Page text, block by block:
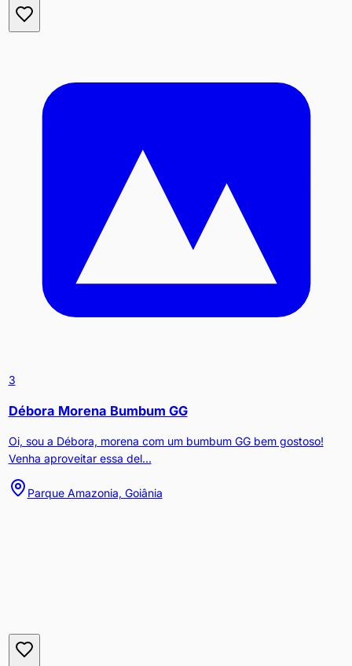
3
Débora Morena Bumbum GG
Oi, sou a Débora, morena com um bumbum GG bem gostoso!
Venha aproveitar essa del...
Parque Amazonia, Goiânia